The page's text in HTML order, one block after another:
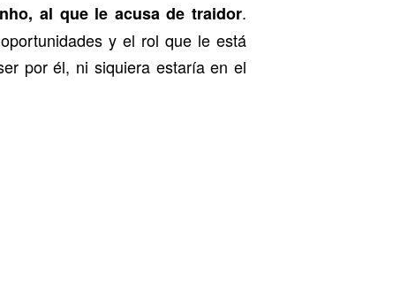
al que le acusa de traidor.
y el rol que le está
por él, ni siquiera estaría en el